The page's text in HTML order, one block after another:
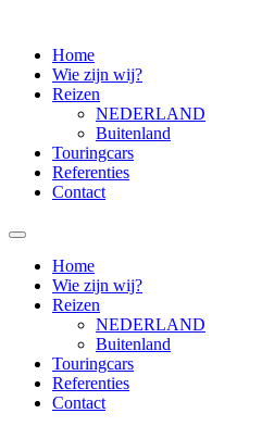
Home
Wie zijn wij?
Reizen
NEDERLAND
Buitenland
Touringcars
Referenties
Contact
Home
Wie zijn wij?
Reizen
NEDERLAND
Buitenland
Touringcars
Referenties
Contact